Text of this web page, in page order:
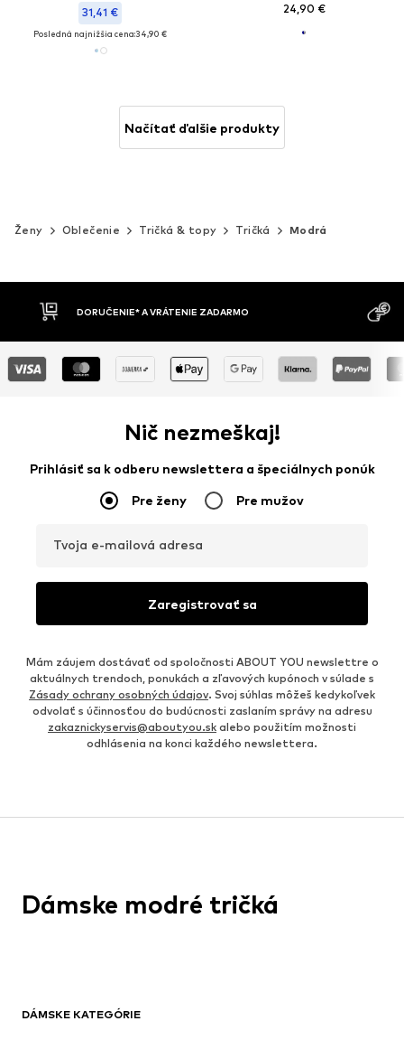
31,41 €
Posledná najnižšia cena:34,90 €
24,90 €
Načítať ďalšie produkty
Ženy Oblečenie Tričká & topy Tričká Modrá
DOBIERKA
MOŽNOSŤ
Nič nezmeškaj!
Prihlásiť sa k odberu newslettera a špeciálnych ponúk
Pre ženy Pre mužov
Tvoja e-mailová adresa
Zaregistrovať sa
Mám záujem dostávať od spoločnosti ABOUT YOU newslettre o
aktuálnych trendoch, ponukách a zľavových kupónoch v súlade s
Zásady ochrany osobných údajov. Svoj súhlas môžeš kedykoľvek
odvolať s účinnosťou do budúcnosti zaslaním správy na adresu
zakaznickyservis@aboutyou.sk alebo použitím možnosti
odhlásenia na konci každého newslettera.
DÁMSKE KATEGÓRIE
Dámske modré tričká